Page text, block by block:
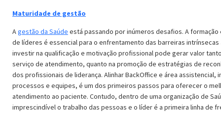
Maturidade de gestão
Agestão da Saúde está passando por inúmeros desafios. A formação
de líderes é essencial para o enfrentamento das barreiras intrínsecas
investir na qualificação e motivação profissional pode gerar valor
serviço de atendimento, quanto na promoção de estratégias de
dos profissionais de liderança. Alinhar BackOffice e área assistencial,
processos e equipes, é um dos primeiros passos para oferecer o
atendimento ao paciente. Contudo, dentro de uma organização de
imprescindível o trabalho das pessoas e o líder é a primeira linha de